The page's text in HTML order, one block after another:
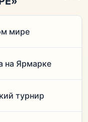
мире
на Ярмарке
турнир